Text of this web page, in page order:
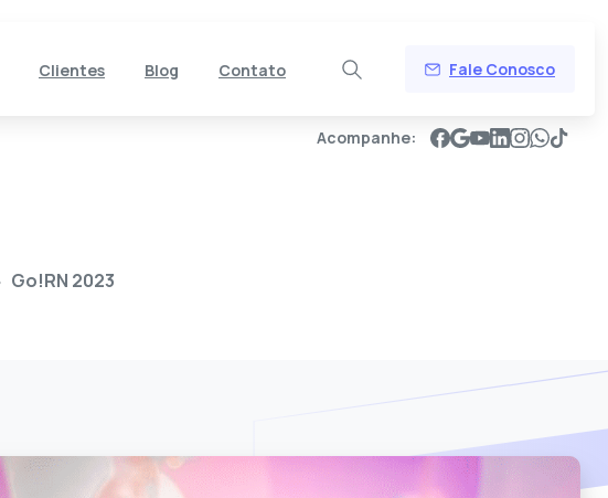
Clientes Blog Contato Fale Conosco
Acompanhe:
Go!RN 2023